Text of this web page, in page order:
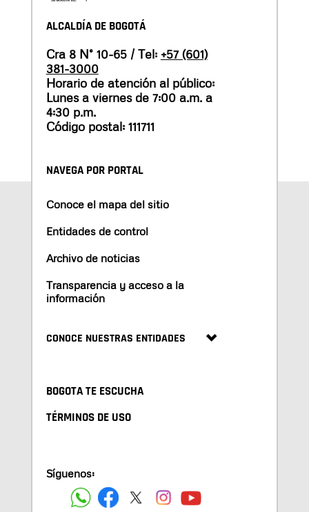
ALCALDÍA DE BOGOTÁ
Cra 8 N° 10-65 / Tel: +57 (601)
381-3000
Horario de atención al público:
Lunes a viernes de 7:00 a.m. a
4:30 p.m.
Código postal: 111711
NAVEGA POR PORTAL
Conoce el mapa del sitio
Entidades de control
Archivo de noticias
Transparencia y acceso a la
información
CONOCE NUESTRAS ENTIDADES
BOGOTA TE ESCUCHA
TÉRMINOS DE USO
Síguenos: